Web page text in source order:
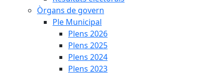
Òrgans de govern
Ple Municipal
Plens 2026
Plens 2025
Plens 2024
Plens 2023